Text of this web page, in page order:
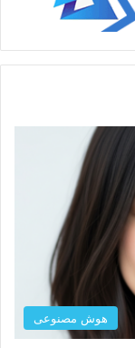
هوش مصنوعی